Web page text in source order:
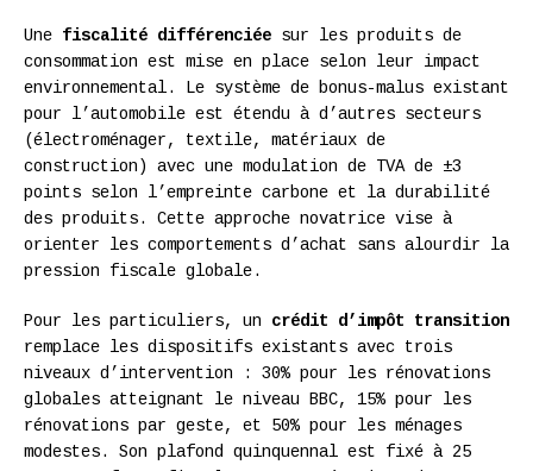
Une fiscalité différenciée sur les produits de
consommation est mise en place selon leur impact
environnemental. Le système de bonus-malus existant
pour l’automobile est étendu à d’autres secteurs
(électroménager, textile, matériaux de
construction) avec une modulation de TVA de ±3
points selon l’empreinte carbone et la durabilité
des produits. Cette approche novatrice vise à
orienter les comportements d’achat sans alourdir la
pression fiscale globale.
Pour les particuliers, un crédit d’impôt transition
remplace les dispositifs existants avec trois
niveaux d’intervention : 30% pour les rénovations
globales atteignant le niveau BBC, 15% pour les
rénovations par geste, et 50% pour les ménages
modestes. Son plafond quinquennal est fixé à 25